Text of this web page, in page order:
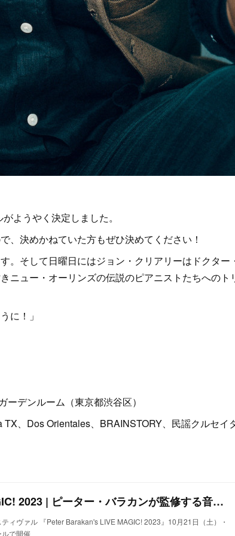
ようやく決定しました。
決めかねていた方もぜひ決めてください！
。そして日曜日にはジョン・クリアリーはドクター
ニュー・オーリンズの伝説のピアニストたちへのト
に！」
デンルーム（東京都渋谷区）
、Dos Orientales、BRAINSTORY、民謡クルセイ
Peter Barakan’s LIVE MAGIC! 2023 | ピーター・バラカンが監修する音楽フェスティヴァル
ィヴァル 『Peter Barakan's LIVE MAGIC! 2023』10月21日（土）・
で開催